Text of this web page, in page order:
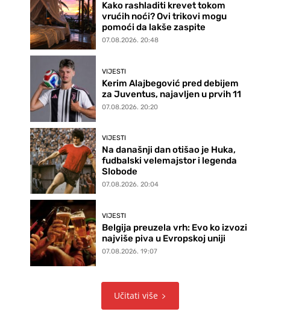
Kako rashladiti krevet tokom
vrućih noći? Ovi trikovi mogu
pomoći da lakše zaspite
07.08.2026. 20:48
VIJESTI
Kerim Alajbegović pred debijem
za Juventus, najavljen u prvih 11
07.08.2026. 20:20
VIJESTI
Na današnji dan otišao je Huka,
fudbalski velemajstor i legenda
Slobode
07.08.2026. 20:04
VIJESTI
Belgija preuzela vrh: Evo ko izvozi
najviše piva u Evropskoj uniji
07.08.2026. 19:07
Učitati više